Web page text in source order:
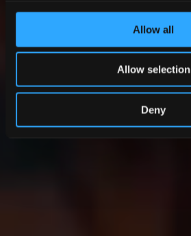
Allow all
Allow selection
Deny